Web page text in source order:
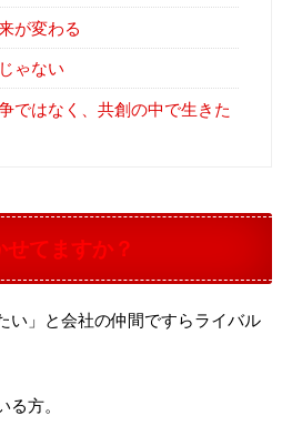
が変わる
ゃない
ではなく、共創の中で生きた
てますか？
い」と会社の仲間ですらライバル
方。